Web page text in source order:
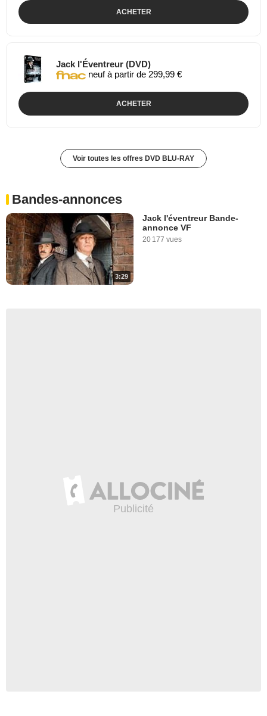
ACHETER
Jack l'Éventreur (DVD)
neuf à partir de 299,99 €
ACHETER
Voir toutes les offres DVD BLU-RAY
Bandes-annonces
3:29
Jack l'éventreur Bande-
annonce VF
20 177 vues